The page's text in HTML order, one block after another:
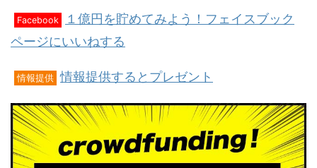
Facebook
１億円を貯めてみよう！フェイスブック
ページにいいねする
情報提供 情報提供するとプレゼント